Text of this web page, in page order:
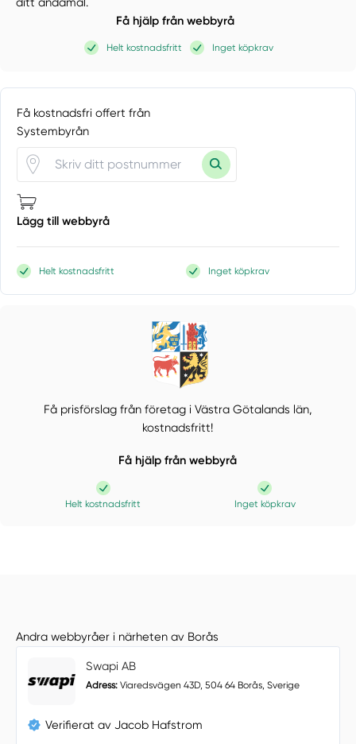
Få hjälp från webbyrå
Helt kostnadsfritt Inget köpkrav
Få kostnadsfri offert från
Systembyrån
Lägg till webbyrå
Helt kostnadsfritt Inget köpkrav
Få prisförslag från företag i Västra Götalands län,
kostnadsfritt!
Få hjälp från webbyrå
Helt kostnadsfritt Inget köpkrav
Andra webbyråer i närheten av Borås
Swapi AB
Adress: Viaredsvägen 43D, 504 64 Borås, Sverige
Verifierat av Jacob Hafstrom